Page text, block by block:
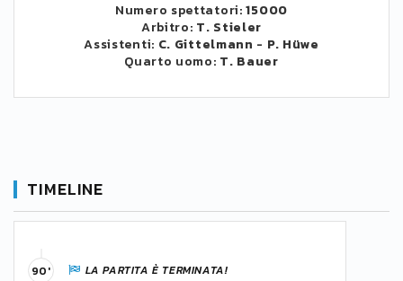
Numero spettatori:15000
Arbitro: T. Stieler
Assistenti: C. Gittelmann - P. Hüwe
Quarto uomo: T. Bauer
TIMELINE
LA PARTITA È TERMINATA!
90'